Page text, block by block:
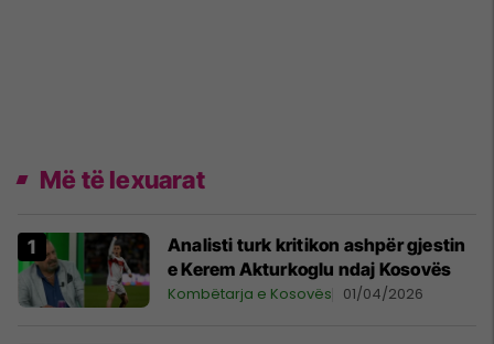
Më të lexuarat
Analisti turk kritikon ashpër gjestin
e Kerem Akturkoglu ndaj Kosovës
Kombëtarja e Kosovës 01/04/2026